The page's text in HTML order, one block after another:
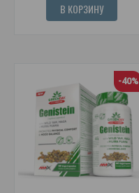
В КОРЗИНУ
-40%